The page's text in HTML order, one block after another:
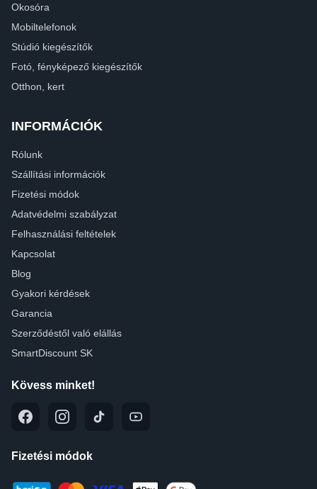
Okosóra
Mobiltelefonok
Stúdió kiegészítők
Fotó, fényképező kiegészítők
Otthon, kert
INFORMÁCIÓK
Rólunk
Szállítási információk
Fizetési módok
Adatvédelmi szabályzat
Felhasználási feltételek
Kapcsolat
Blog
Gyakori kérdések
Garancia
Szerződéstől való elállás
SmartDiscount SK
Kövess minket!
Fizetési módok